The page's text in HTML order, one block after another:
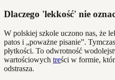
Dlaczego 'lekkość' nie
W polskiej szkole uczono nas, że
patos i „poważne pisanie”.
płytkości. To odwrotność
wartościowych treści w formie,
odstrasza.